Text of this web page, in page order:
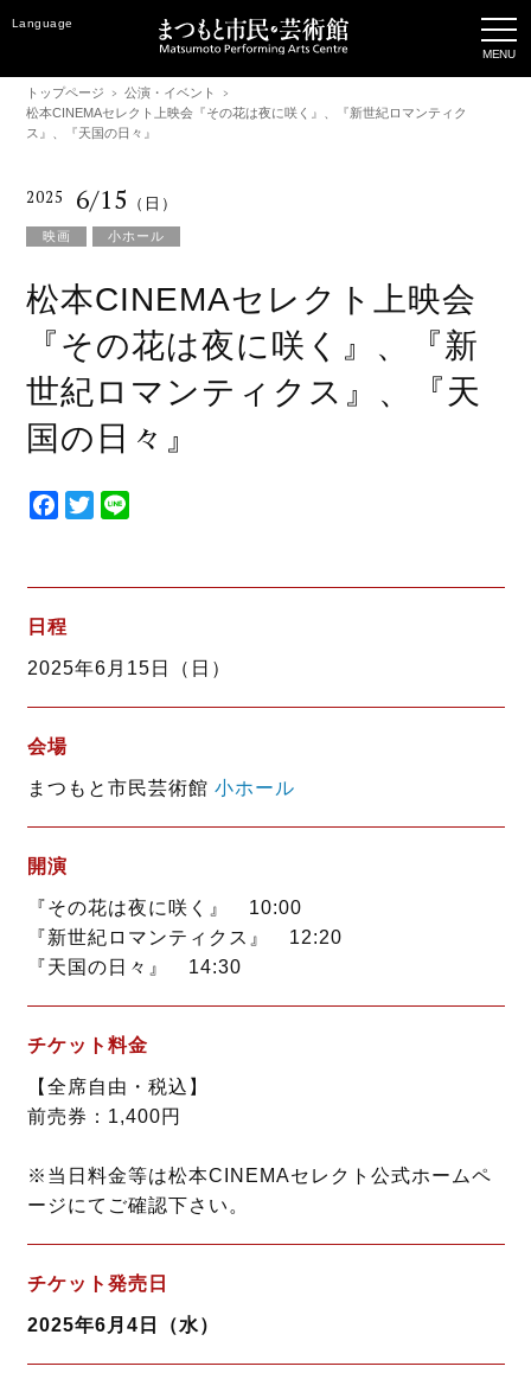
Language
トップページ
公演・イベント
松本CINEMAセレクト上映会『その花は夜に咲く』、『新世紀ロマンティク
ス』、『天国の日々』
2025 6/15 （日）
映画 小ホール
松本CINEMAセレクト上映会
『その花は夜に咲く』、『新
世紀ロマンティクス』、『天
国の日々』
F
e
b
o
k
T
t
r
e
日程
2025年6月15日（日）
会場
まつもと市民芸術館 小ホール
開演
『その花は夜に咲く』 10:00
『新世紀ロマンティクス』 12:20
『天国の日々』 14:30
チケット料金
【全席自由・税込】
前売券：1,400円
※当日料金等は松本CINEMAセレクト公式ホームペ
ージにてご確認下さい。
チケット発売日
2025年6月4日（水）